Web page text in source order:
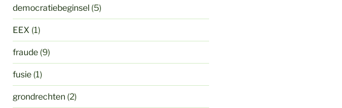
democratiebeginsel(5)
EEX (1)
fraude(9)
fusie(1)
grondrechten(2)